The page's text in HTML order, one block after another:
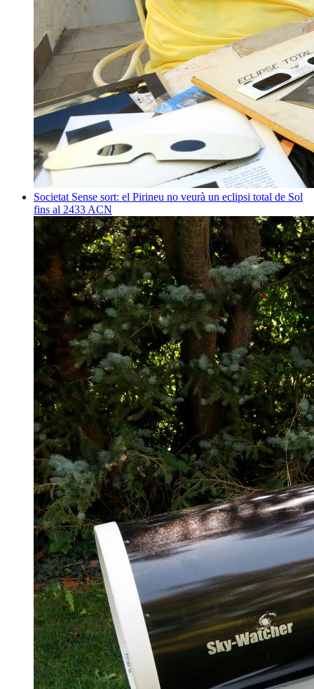
Societat Sense sort: el Pirineu no veurà un eclipsi total de Sol
fins al 2433 ACN